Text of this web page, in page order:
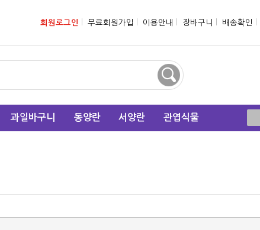
회원로그인 무료회원가입 이용안내 장바구니 배송확인
과일바구니 동양란 서양란 관엽식물